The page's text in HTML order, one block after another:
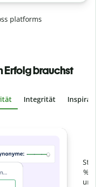
platforms
Erfolg brauchst
Integrität
dass dein Text zu 100
in Sekundenschnelle
in über 100 Sprachen.